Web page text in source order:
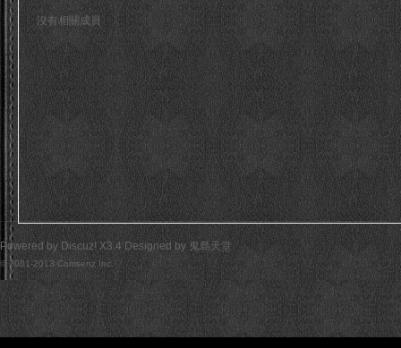
島
天
沒有相關成員
Powered by Discuz! X3.4Designed by 鬼島天堂
© 2001-2013 Comsenz Inc.